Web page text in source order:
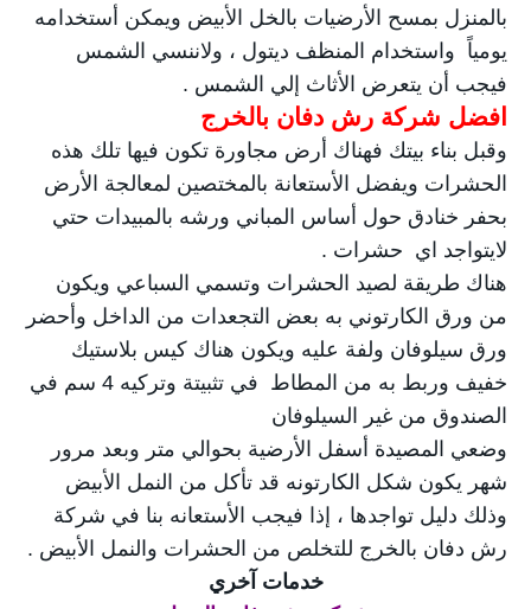
بالمنزل بمسح الأرضيات بالخل الأبيض ويمكن أستخدامه
يومياً واستخدام المنظف ديتول ، ولاننسي الشمس
فيجب أن يتعرض الأثاث إلي الشمس .
افضل شركة رش دفان بالخرج
وقبل بناء بيتك فهناك أرض مجاورة تكون فيها تلك هذه
الحشرات ويفضل الأستعانة بالمختصين لمعالجة الأرض
بحفر خنادق حول أساس المباني ورشه بالمبيدات حتي
لايتواجد اي حشرات .
هناك طريقة لصيد الحشرات وتسمي السباعي ويكون
من ورق الكارتوني به بعض التجعدات من الداخل وأحضر
ورق سيلوفان ولفة عليه ويكون هناك كيس بلاستيك
خفيف وربط به من المطاط في تثبيتة وتركيه 4 سم في
الصندوق من غير السيلوفان
وضعي المصيدة أسفل الأرضية بحوالي متر وبعد مرور
شهر يكون شكل الكارتونه قد تأكل من النمل الأبيض
وذلك دليل تواجدها ، إذا فيجب الأستعانه بنا في شركة
رش دفان بالخرج للتخلص من الحشرات والنمل الأبيض .
خدمات آخري